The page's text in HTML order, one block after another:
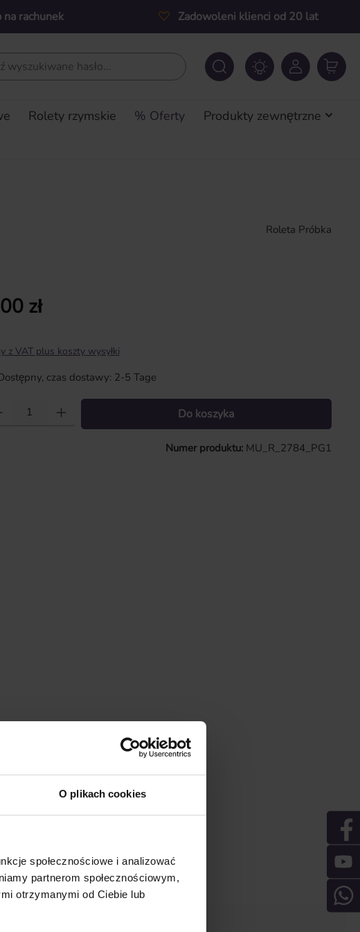
O plikach cookies
społecznościowe i analizować
partnerom społecznościowym,
otrzymanymi od Ciebie lub
na rachunek Zadowoleni klienci od 20 lat
Rolety rzymskie % Oferty
Produkty zewnętrzne
Roleta Próbka
regularna:
zł
z VAT plus koszty wysyłki
czas dostawy: 2-5 Tage
produktu: Wprowadź żądaną ilość lub użyj przycisków, aby zwiększyć lub
Do koszyka
Numer produktu: MU_R_2784_PG1